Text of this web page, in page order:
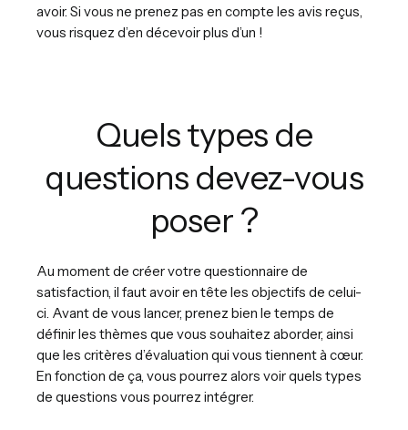
avoir. Si vous ne prenez pas en compte les avis reçus,
vous risquez d’en décevoir plus d’un !
Quels types de
questions devez-vous
poser ?
Au moment de créer votre questionnaire de
satisfaction, il faut avoir en tête les objectifs de celui-
ci. Avant de vous lancer, prenez bien le temps de
définir les thèmes que vous souhaitez aborder, ainsi
que les critères d’évaluation qui vous tiennent à cœur.
En fonction de ça, vous pourrez alors voir quels types
de questions vous pourrez intégrer.